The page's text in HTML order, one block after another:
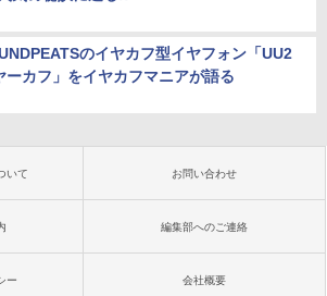
のイヤカフ型イヤフォン「UU2
ーカフ」をイヤカフマニアが語る
いて お問い合わせ
編集部へのご連絡
ー 会社概要